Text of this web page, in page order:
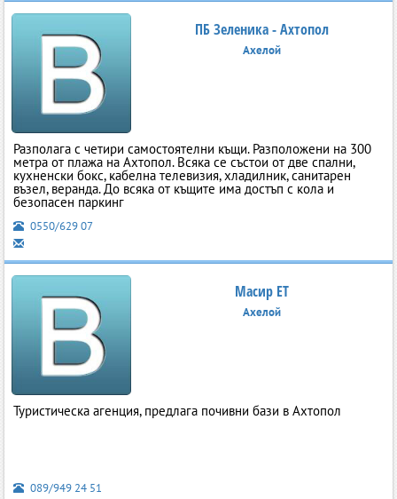
ПБ Зеленика - Ахтопол
Ахелой
Разполага с четири самостоятелни къщи. Разположени на 300
метра от плажа на Ахтопол. Всяка се състои от две спални,
кухненски бокс, кабелна телевизия, хладилник, санитарен
възел, веранда. До всяка от къщите има достъп с кола и
безопасен паркинг
0550/629 07
Масир ЕТ
Ахелой
Туристическа агенция, предлага почивни бази в Ахтопол
089/949 24 51